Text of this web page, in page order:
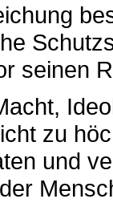
seinen
zu
und